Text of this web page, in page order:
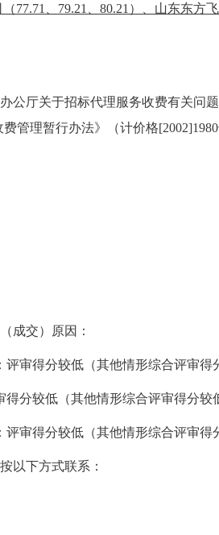
77.71、79.21、80.21）、山东东方
公厅关于招标代理服务收费有关问
管理暂行办法》（计价格
成交）原因：
审得分较低（其他情形综合评审得
分较低（其他情形综合评审得分较
审得分较低（其他情形综合评审得
以下方式联系：